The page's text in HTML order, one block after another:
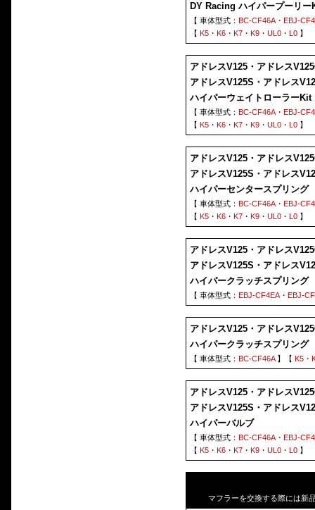
DY Racing ハイパープーリー
【 車体型式： BC-CF46A・ EBJ-
【 K5・ K6・ K7・ K9・ UL0・ L0】
アドレスV125・アドレス
アドレスV125S・アドレス
ハイパーウェイトローラーKit
【 車体型式： BC-CF46A・ EBJ-
【 K5・ K6・ K7・ K9・ UL0・ L0】
アドレスV125・アドレス
アドレスV125S・アドレス
ハイパーセンタースプリング
【 車体型式： BC-CF46A・ EBJ-
【 K5・ K6・ K7・ K9・ UL0・ L0】
アドレスV125・アドレス
アドレスV125S・アドレス
ハイパークラッチスプリング
【 車体型式： EBJ-CF4EA・ EBJ-
アドレスV125・アドレス
ハイパークラッチスプリング
【 車体型式： BC-CF46A】【 K5・
アドレスV125・アドレス
アドレスV125S・アドレス
ハイパーバルブ
【 車体型式： BC-CF46A・ EBJ-
【 K5・ K6・ K7・ K9・ UL0・ L0】
マフラーを交換する際には新